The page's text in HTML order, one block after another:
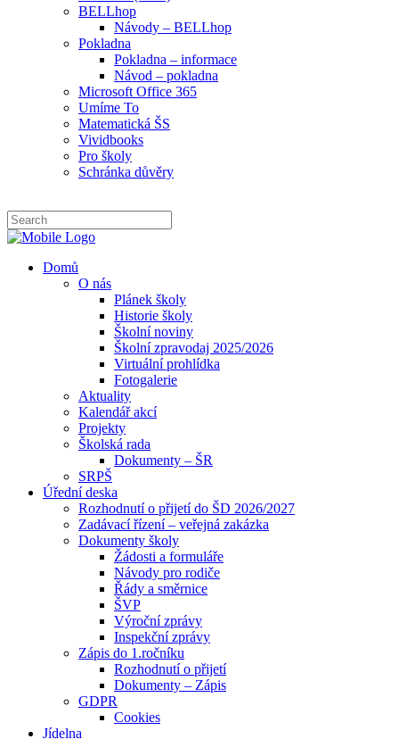
BELLhop
Návody – BELLhop
Pokladna
Pokladna – informace
Návod – pokladna
Microsoft Office 365
Umíme To
Matematická ŠS
Vividbooks
Pro školy
Schránka důvěry
Domů
O nás
Plánek školy
Historie školy
Školní noviny
Školní zpravodaj 2025/2026
Virtuální prohlídka
Fotogalerie
Aktuality
Kalendář akcí
Projekty
Školská rada
Dokumenty – ŠR
SRPŠ
Úřední deska
Rozhodnutí o přijetí do ŠD 2026/2027
Zadávací řízení – veřejná zakázka
Dokumenty školy
Žádosti a formuláře
Návody pro rodiče
Řády a směrnice
ŠVP
Výroční zprávy
Inspekční zprávy
Zápis do 1.ročníku
Rozhodnutí o přijetí
Dokumenty – Zápis
GDPR
Cookies
Jídelna